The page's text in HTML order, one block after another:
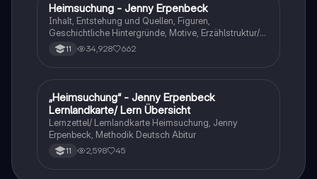
Deutsch
Heimsuchung - Jenny Erpenbeck
Inhalt, Entstehung und Quellen, Figuren,
Geschichtliche Hintergründe, Motive, Erzählstruktur/-
stil 11 34,928 662
Deutsch
„Heimsuchung“ - Jenny Erpenbeck
Lernlandkarte/ Lern Übersicht
Lernzettel/ Lernlandkarte Heimsuchung, Jenny
Erpenbeck, Methodik Deutsch Abitur
11 2,598 45